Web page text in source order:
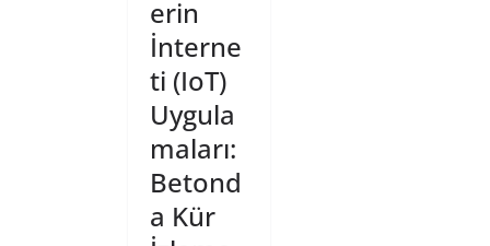
erin
İnterne
ti (IoT)
Uygula
maları:
Betond
a Kür